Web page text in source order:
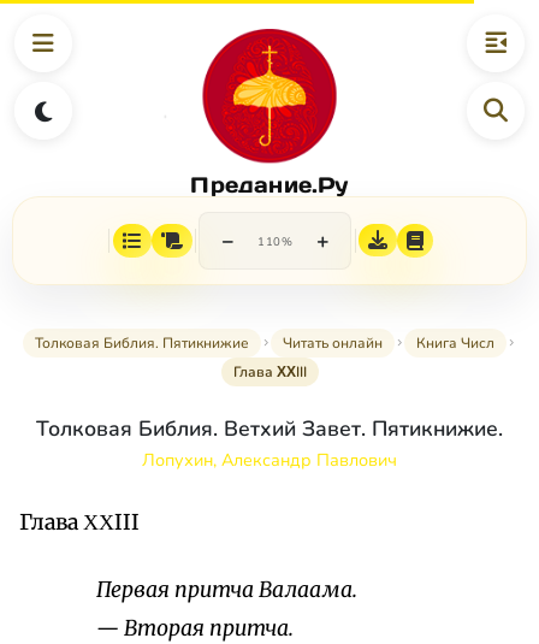
Предание.Ру
− 110% +
Толковая Библия. Пятикнижие Читать онлайн
Книга Числ
Глава ΧΧIII
Толковая Библия. Ветхий Завет. Пятикнижие.
Лопухин, Александр Павлович
Глава ΧΧIII
Первая притча Валаама.
— Вторая притча.